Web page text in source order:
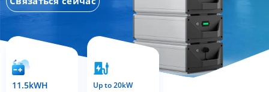
11.5kWH Up to 20kW